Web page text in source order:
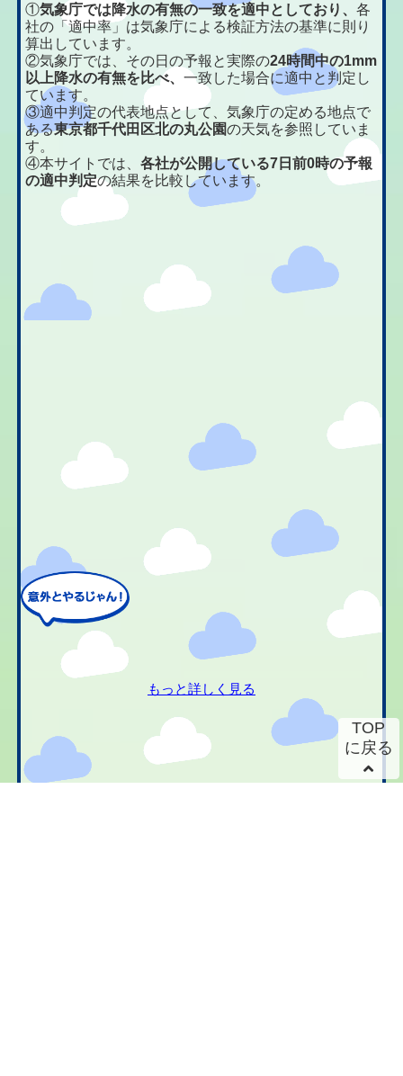
①気象庁では降水の有無の一致を適中としており、各
社の「適中率」は気象庁による検証方法の基準に則り
算出しています。
②気象庁では、その日の予報と実際の24時間中の1mm
以上降水の有無を比べ、一致した場合に適中と判定し
ています。
③適中判定の代表地点として、気象庁の定める地点で
ある東京都千代田区北の丸公園の天気を参照していま
す。
④本サイトでは、各社が公開している7日前0時の予報
の適中判定の結果を比較しています。
もっと詳しく見る
TOP
に戻る